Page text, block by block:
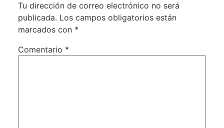
Tu dirección de correo electrónico no será
publicada. Los campos obligatorios están
marcados con *
Comentario *